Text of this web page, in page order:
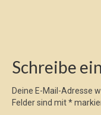
Schreibe
Deine E-Mail-Adresse
Felder sind mit*